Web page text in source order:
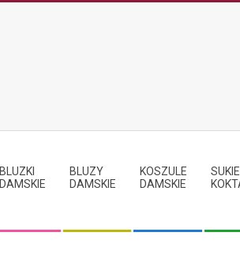
BLUZKI
DAMSKIE
BLUZY
DAMSKIE
KOSZULE
DAMSKIE